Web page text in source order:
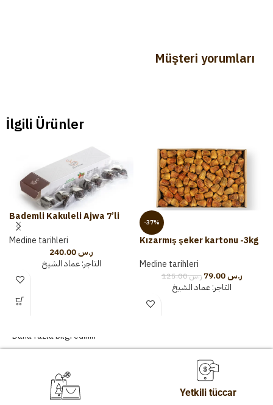
Müşteri yorumları
İlgili Ürünler
Bademli Kakuleli Ajwa 7’li
karton
Medine tarihleri
ر.س
التاجر:عماد الشيخ
-37%
Kızarmış şeker kartonu -3kg
Medine tarihleri
ر.س125.00 ر.س79.00
التاجر:عماد الشيخ
Daha fazla bilgi edinin
Yetkili tüccar